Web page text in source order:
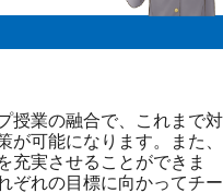
授業の融合で、これまで対
が可能になります。また、
充実させることができま
ぞれの目標に向かってチー